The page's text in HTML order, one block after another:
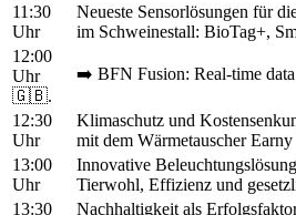
11:30
Uhr
Neueste Sensorlösungen für
im Schweinestall: BioTag+,
12:00
Uhr
🇬🇧.
➡️ BFN Fusion: Real-time
12:30
Uhr
Klimaschutz und
mit dem Wärmetauscher Earny
13:00
Uhr
Innovative
Tierwohl, Effizienz und
13:30
Nachhaltigkeit als